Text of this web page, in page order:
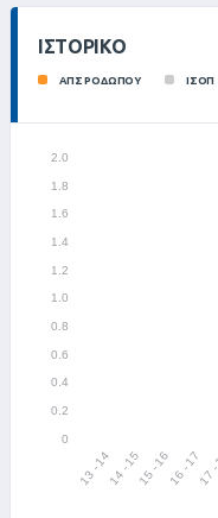
ΙΣΤΟΡΙΚΌ
ΑΠΣ ΡΟΔΩΠΟΥ ΙΣΟΠ